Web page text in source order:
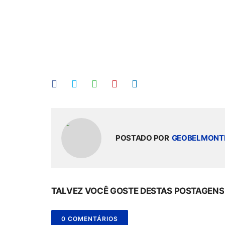
POSTADO POR
TALVEZ VOCÊ GOSTE DESTAS POSTAGENS
0 COMENTÁRIOS